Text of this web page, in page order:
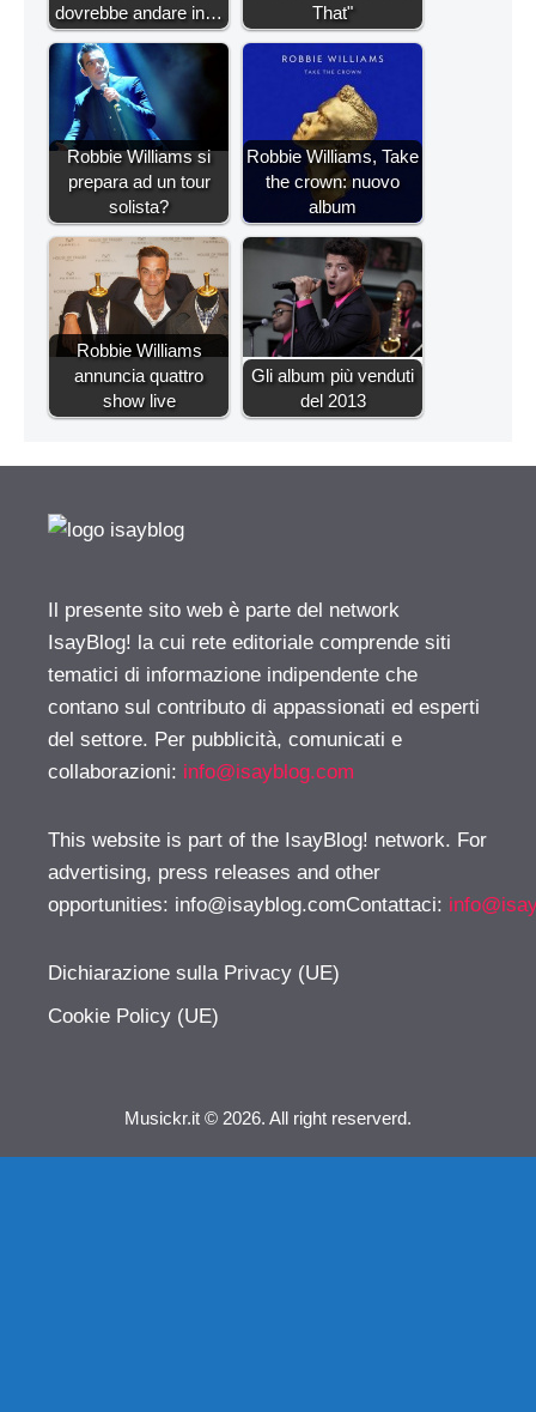
dovrebbe andare in…
That"
Robbie Williams si
prepara ad un tour
solista?
Robbie Williams, Take
the crown: nuovo
album
Robbie Williams
annuncia quattro
show live
Gli album più venduti
del 2013
Il presente sito web è parte del network
IsayBlog! la cui rete editoriale comprende siti
tematici di informazione indipendente che
contano sul contributo di appassionati ed esperti
del settore. Per pubblicità, comunicati e
collaborazioni: info@isayblog.com
This website is part of the IsayBlog! network. For
advertising, press releases and other
opportunities: info@isayblog.comContattaci:
Dichiarazione sulla Privacy (UE)
Cookie Policy (UE)
Musickr.it © 2026. All right reserverd.